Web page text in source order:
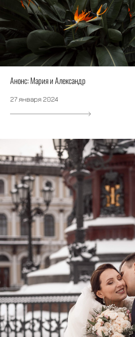
Анонс: Мария и Александр
27 января 2024